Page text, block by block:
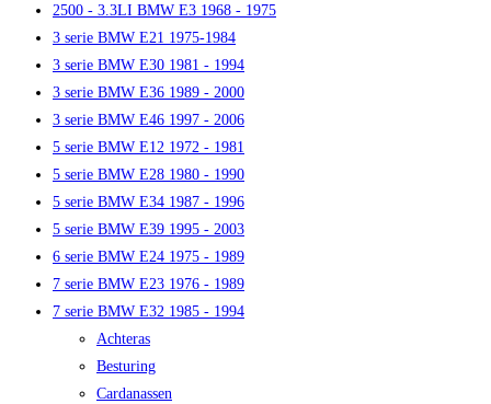
2500 - 3.3LI BMW E3 1968 - 1975
3 serie BMW E21 1975-1984
3 serie BMW E30 1981 - 1994
3 serie BMW E36 1989 - 2000
3 serie BMW E46 1997 - 2006
5 serie BMW E12 1972 - 1981
5 serie BMW E28 1980 - 1990
5 serie BMW E34 1987 - 1996
5 serie BMW E39 1995 - 2003
6 serie BMW E24 1975 - 1989
7 serie BMW E23 1976 - 1989
7 serie BMW E32 1985 - 1994
Achteras
Besturing
Cardanassen